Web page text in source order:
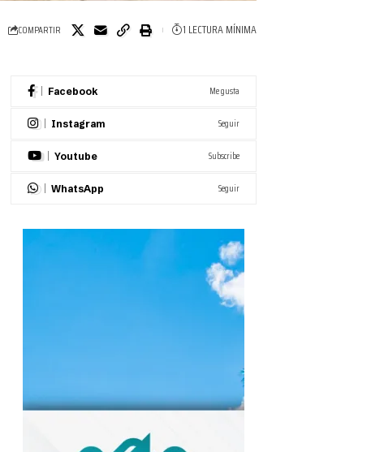
COMPARTIR 1 LECTURA MÍNIMA
Facebook Me gusta
Instagram Seguir
Youtube Subscribe
WhatsApp Seguir